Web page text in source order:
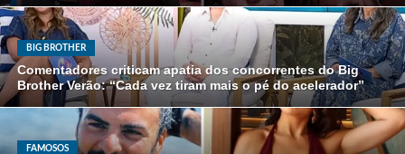
BIG BROTHER
Comentadores criticam apatia dos concorrentes do Big
Brother Verão: “Cada vez tiram mais o pé do acelerador”
FAMOSOS